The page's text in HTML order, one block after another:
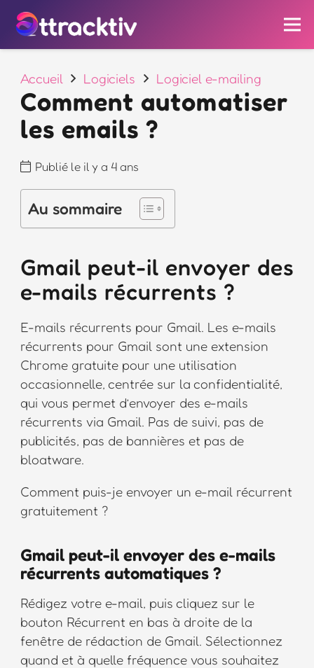
Accueil Logiciels Logiciel e-mailing
Comment automatiser
les emails ?
Publié le il y a 4 ans
Au sommaire
Gmail peut-il envoyer des
e-mails récurrents ?
E-mails récurrents pour Gmail. Les e-mails
récurrents pour Gmail sont une extension
Chrome gratuite pour une utilisation
occasionnelle, centrée sur la confidentialité,
qui vous permet d’envoyer des e-mails
récurrents via Gmail. Pas de suivi, pas de
publicités, pas de bannières et pas de
bloatware.
Comment puis-je envoyer un e-mail récurrent
gratuitement ?
Gmail peut-il envoyer des e-mails
récurrents automatiques ?
Rédigez votre e-mail, puis cliquez sur le
bouton Récurrent en bas à droite de la
fenêtre de rédaction de Gmail. Sélectionnez
quand et à quelle fréquence vous souhaitez